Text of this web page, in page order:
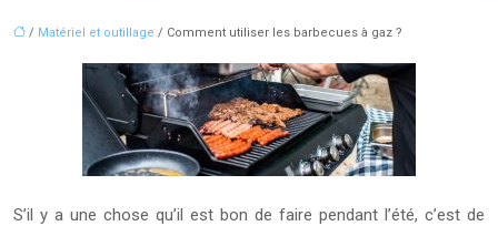
/ Matériel et outillage / Comment utiliser les barbecues à gaz ?
S’il y a une chose qu’il est bon de faire pendant l’été, c’est de